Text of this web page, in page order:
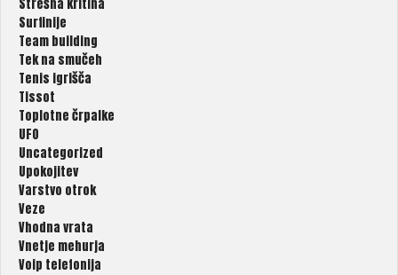
Strešna kritina
Surfinije
Team building
Tek na smučeh
Tenis igrišča
Tissot
Toplotne črpalke
UFO
Uncategorized
Upokojitev
Varstvo otrok
Veze
Vhodna vrata
Vnetje mehurja
Voip telefonija